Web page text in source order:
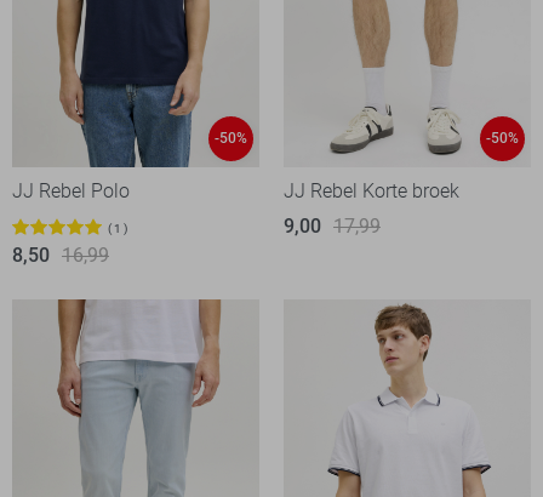
-50%
JJ Rebel Polo
1
8,50 16,99
-50%
JJ Rebel Korte broek
9,00 17,99